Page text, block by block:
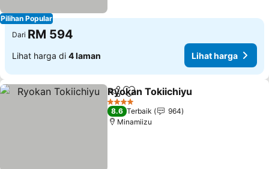
Pilihan Popular
Dari RM 594
Lihat harga di 4 laman Lihat harga
KongsiTambah ke favorit
Ryokan Tokiichiyu
4 Bintang
8.6 Terbaik
964
Minamiizu